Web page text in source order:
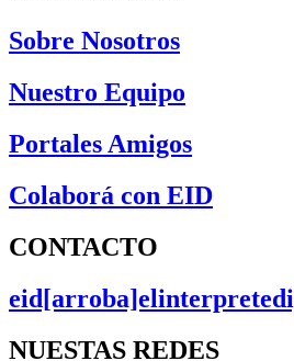
Sobre Nosotros
Nuestro Equipo
Portales Amigos
Colaborá con EID
CONTACTO
NUESTAS REDES